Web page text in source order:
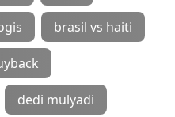
brasil vs haiti
dedi mulyadi